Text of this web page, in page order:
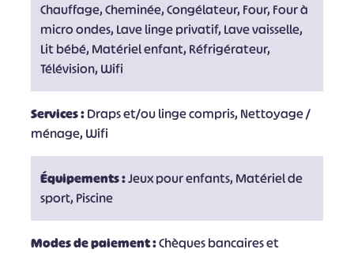
Chauffage, Cheminée, Congélateur, Four, Four à
micro ondes, Lave linge privatif, Lave vaisselle,
Lit bébé, Matériel enfant, Réfrigérateur,
Télévision, Wifi
Services :Draps et/ou linge compris, Nettoyage /
ménage, Wifi
Équipements :Jeux pour enfants, Matériel de
sport, Piscine
Modes de paiement :Chèques bancaires et